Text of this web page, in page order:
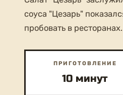
соуса "Цезарь"
пробовать в ресторанах.
ПРИГОТОВЛЕНИЕ
10 минут